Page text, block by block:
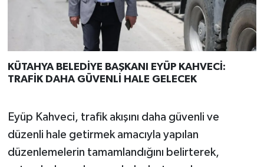
KÜTAHYA BELEDİYE BAŞKANI EYÜP KAHVECİ:
TRAFİK DAHA GÜVENLİ HALE GELECEK
Eyüp Kahveci, trafik akışını daha güvenli ve
düzenli hale getirmek amacıyla yapılan
düzenlemelerin tamamlandığını belirterek,